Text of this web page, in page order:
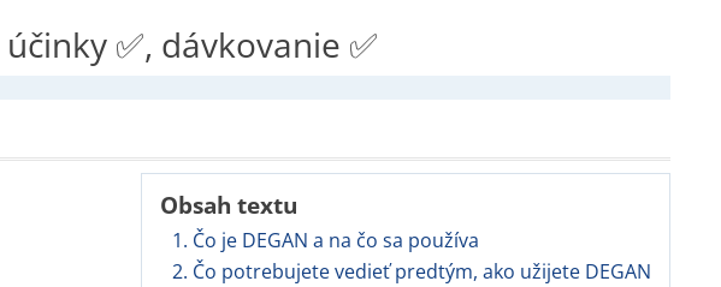
✅, dávkovanie ✅
Obsah textu
1. Čo je DEGAN a na čo sa používa
2. Čo potrebujete vedieť predtým, ako užijete DEGAN